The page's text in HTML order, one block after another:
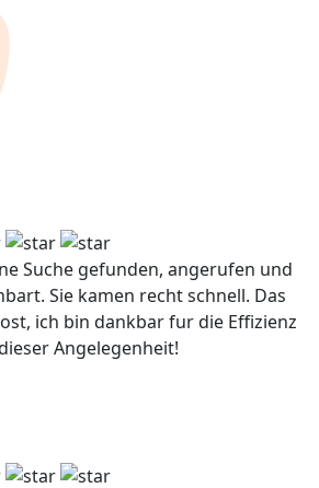
Suche gefunden, angerufen und
Sie kamen recht schnell. Das
ich bin dankbar fur die Effizienz
Angelegenheit!